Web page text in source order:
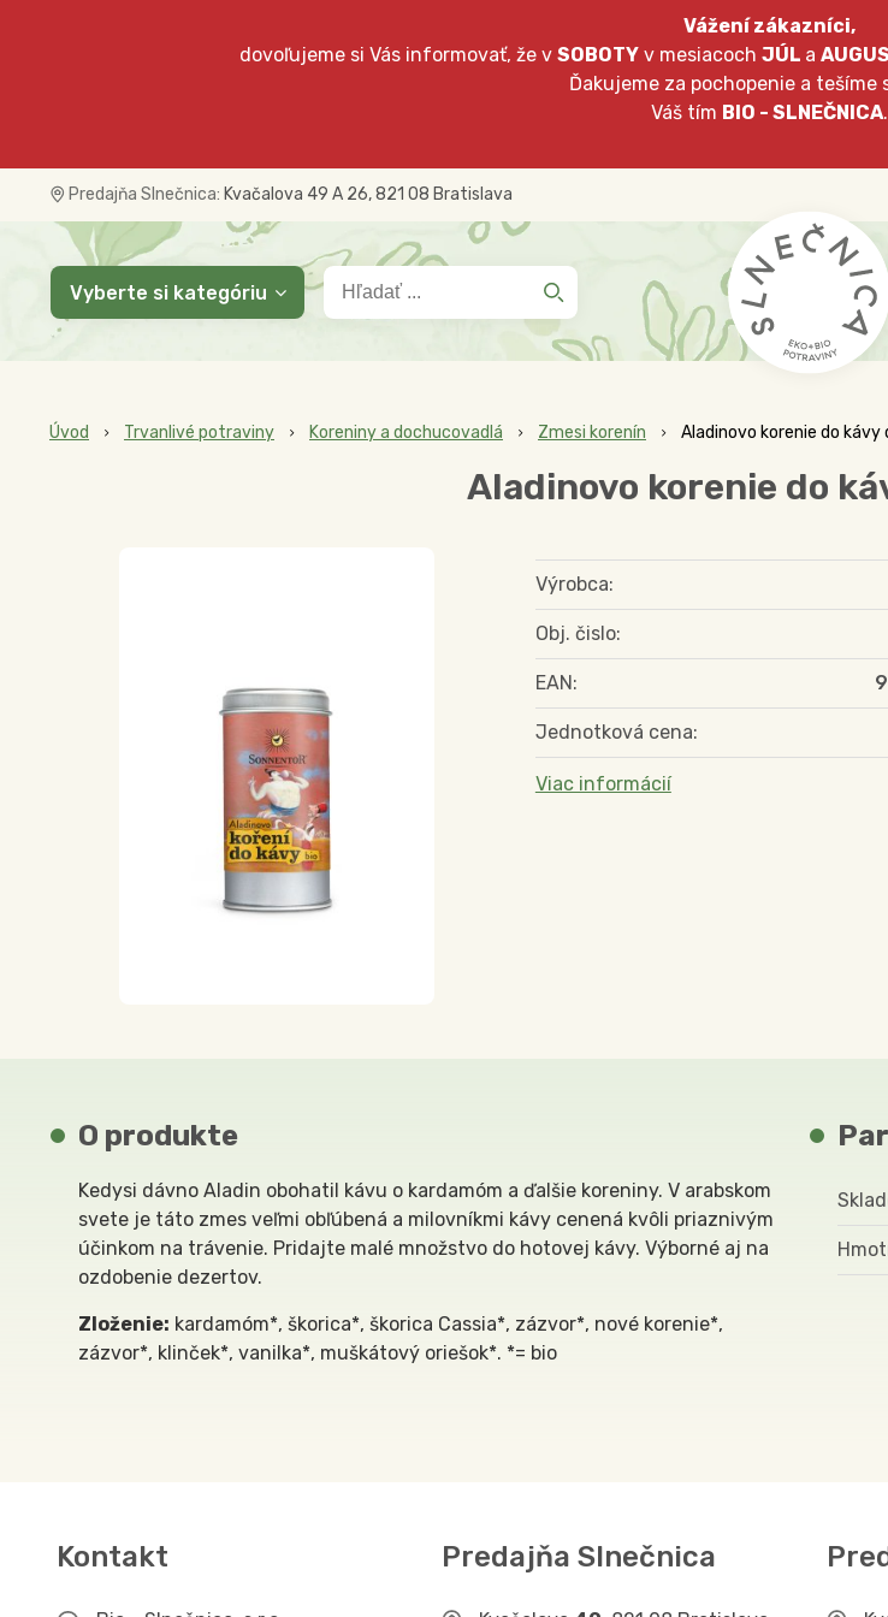
Vážení zákazníci,
dovoľujeme si Vás informovať, že v SOBOTYv mesiacoch JÚL a
Ďakujeme za pochopenie a tešíme
Váš tím BIO - SLNEČNICA.
Predajňa Slnečnica: Kvačalova 49 A 26, 821 08 Bratislava
Úvod Trvanlivé potraviny Koreniny a dochucovadlá Zmesi korenín Aladinovo korenie do kávy
Aladinovo korenie do
Výrobca:
Obj. čislo:
EAN:
Jednotková cena:
Viac informácií
O produkte
Kedysi dávno Aladin obohatil kávu o kardamóm a ďalšie koreniny. V arabskom
svete je táto zmes veľmi obľúbená a milovníkmi kávy cenená kvôli priaznivým
účinkom na trávenie. Pridajte malé množstvo do hotovej kávy. Výborné aj na
ozdobenie dezertov.
Zloženie: kardamóm*, škorica*, škorica Cassia*, zázvor*, nové korenie*,
zázvor*, klinček*, vanilka*, muškátový oriešok*. *= bio
Vyberte si kategóriu
Kontakt Predajňa Slnečnica